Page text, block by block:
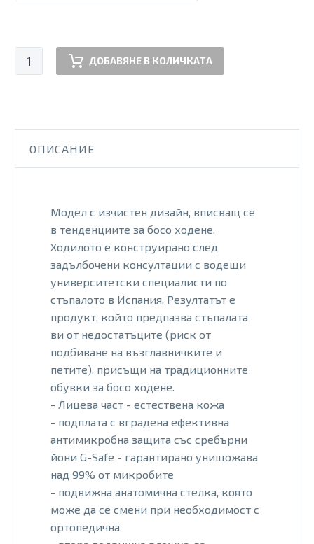
количество
за
BARE
BLK
ДОБАВЯНЕ В КОЛИЧКАТА
ОПИСАНИЕ
Модел с изчистен дизайн, вписващ се
в тенденциите за босо ходене.
Ходилото е конструирано след
задълбочени консултации с водещи
университетски специалисти по
стъпалото в Испания. Резултатът е
продукт, който предпазва стъпалата
ви от недостатъците (риск от
подбиване на възглавничките и
петите), присъщи на традиционните
обувки за босо ходене.
- Лицева част - естествена кожа
- подплата с вградена ефективна
антимикробна защита със сребърни
йони G-Safe - гарантирано унищожава
над 99% от микробите
- подвижна анатомична стелка, която
може да се смени при необходимост с
ортопедична